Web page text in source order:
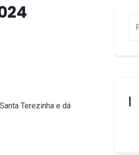
Terezinha e dá